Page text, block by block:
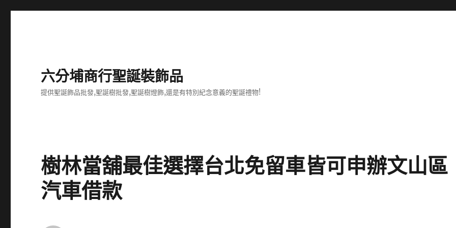
六分埔商行聖誕裝飾品
提供聖誕飾品批發,聖誕樹批發,聖誕樹燈飾,還是有特別紀念意義的聖誕禮物!
樹林當舖最佳選擇台北免留車皆可申辦文山區
汽車借款